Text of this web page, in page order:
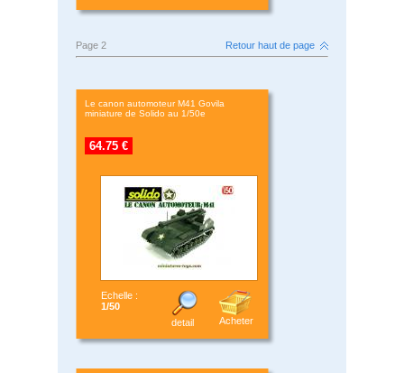
Page 2 Retour haut de page
Le canon automoteur M41 Govila
miniature de Solido au 1/50e
64.75 €
Echelle :
1/50
detail
Acheter